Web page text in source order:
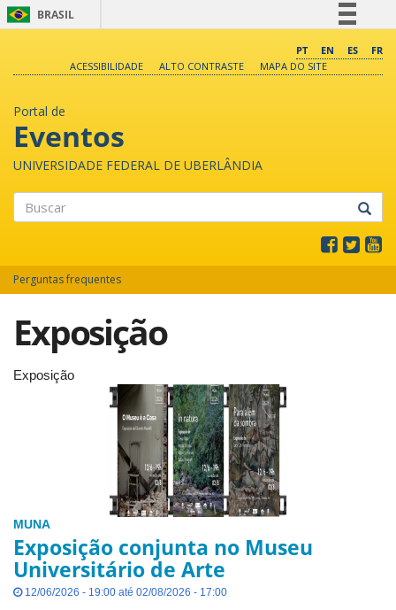
BRASIL
Comunica BR
PT EN ES
FR
ACESSIBILIDADE
ALTO CONTRASTE MAPA DO SITE
Portal de
Eventos
UNIVERSIDADE FEDERAL DE UBERLÂNDIA
Perguntas frequentes
Exposição
Exposição
MUNA
Exposição conjunta no Museu
Universitário de Arte
12/06/2026 - 19:00 até 02/08/2026 - 17:00